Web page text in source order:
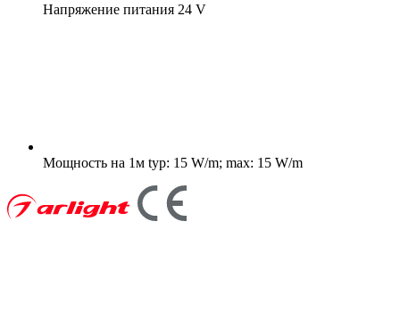
Напряжение питания 24 V
Мощность на 1м typ: 15 W/m; max: 15 W/m